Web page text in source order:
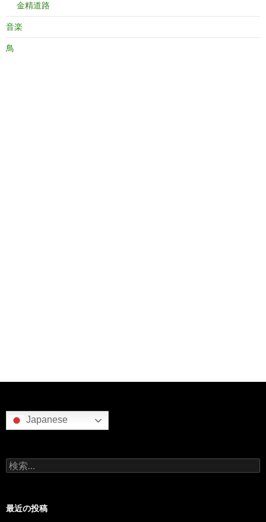
金精道路
音楽
鳥
Japanese
検
索:
最近の投稿